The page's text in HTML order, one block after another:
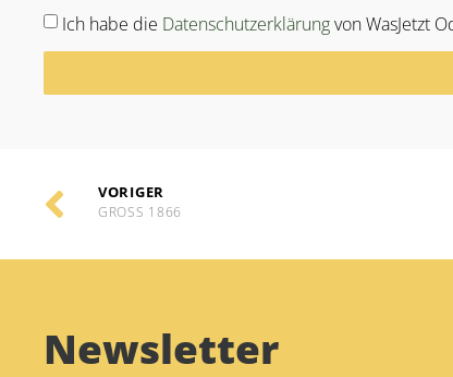
Ich habe die Datenschutzerklärungvon WasJetzt
VORIGER
GROSS 1866
Newsletter